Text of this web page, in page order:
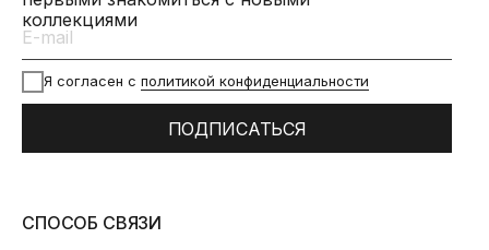
коллекциями
Я согласен с политикой конфиденциальности
ПОДПИСАТЬСЯ
СПОСОБ СВЯЗИ